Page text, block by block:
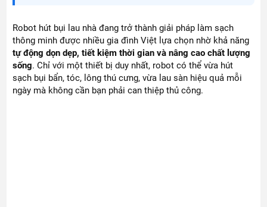
Robot hút bụi lau nhà đang trở thành giải pháp làm sạch
thông minh được nhiều gia đình Việt lựa chọn nhờ khả năng
tự động dọn dẹp, tiết kiệm thời gian và nâng cao chất lượng
sống. Chỉ với một thiết bị duy nhất, robot có thể vừa hút
sạch bụi bẩn, tóc, lông thú cưng, vừa lau sàn hiệu quả mỗi
ngày mà không cần bạn phải can thiệp thủ công.